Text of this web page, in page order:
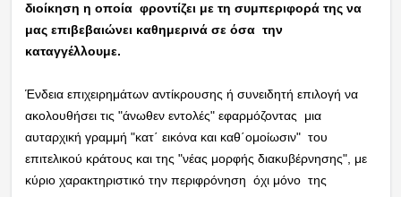
διοίκηση η οποία φροντίζει με τη συμπεριφορά της να
μας επιβεβαιώνει καθημερινά σε όσα την
καταγγέλλουμε.
Ένδεια επιχειρημάτων αντίκρουσης ή συνειδητή επιλογή να
ακολουθήσει τις "άνωθεν εντολές" εφαρμόζοντας μια
αυταρχική γραμμή "κατ΄ εικόνα και καθ΄ομοίωσιν" του
επιτελικού κράτους και της "νέας μορφής διακυβέρνησης", με
κύριο χαρακτηριστικό την περιφρόνηση όχι μόνο της